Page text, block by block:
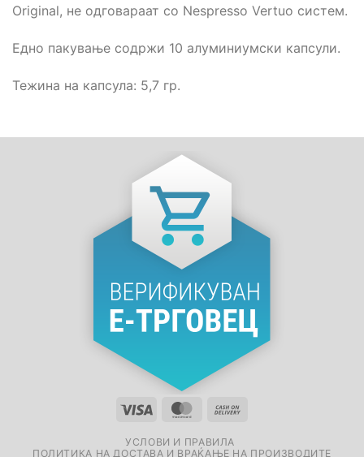
Original, не одговараат со Nespresso Vertuo систем.
Едно пакување содржи 10 алуминиумски капсули.
Тежина на капсула: 5,7 гр.
УСЛОВИ И ПРАВИЛА
ПОЛИТИКА НА ДОСТАВА И ВРАЌАЊЕ НА ПРОИЗВОДИТЕ